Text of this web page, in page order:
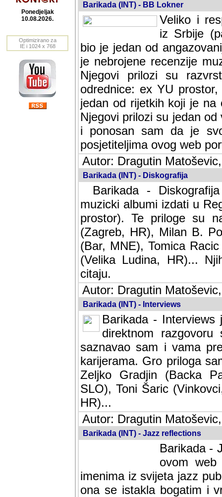
Ponedjeljak
10.08.2026.
Optimizirano za
IE i 1024 x 768
Barikada (INT) - BB Lokner
Veliko i
Srbije (pa i
jedan od angazovanijih
nebrojene recenzije
Njegovi prilozi su
odrednice: ex YU
jedan od rijetkih koji je
Njegovi prilozi su jedan
i ponosan sam da je
posjetiteljima ovog web
Autor: Dragutin
Barikada (INT) - Diskografija
Barikada -
muzicki albumi izdati u
prostor). Te priloge su
(Zagreb, HR), Milan B.
(Bar, MNE), Tomica
(Velika Ludina, HR)...
citaju.
Autor: Dragutin
Barikada (INT) - Interviews
Barikada -
direktnom
saznavao sam i vama
karijerama. Gro priloga
Zeljko Gradjin (Backa
SLO), Toni Šaric
HR)...
Autor: Dragutin
Barikada (INT) - Jazz reflections
Barikada -
ovom web
imenima iz svijeta jazz
ona se istakla bogatim i